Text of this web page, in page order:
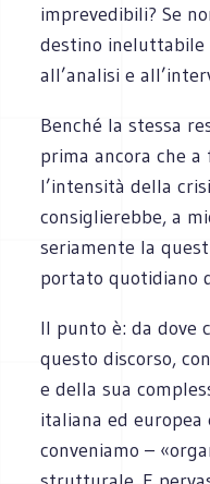
imprevedibili? Se
destino ineluttabile
all’analisi e
Benché la stessa
prima ancora che
l’intensità della
consiglierebbe, a
seriamente la
portato quotidiano
Il punto è: da dove
questo discorso,
e della sua
italiana ed
conveniamo –